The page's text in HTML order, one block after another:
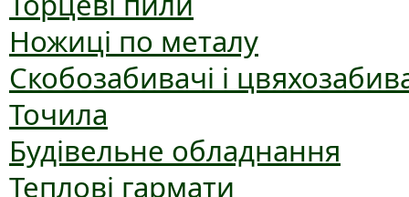
Ножиці по металу
Скобозабивачі і
Точила
Будівельне обладнання
Теплові гармати